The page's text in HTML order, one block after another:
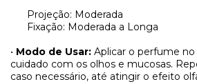
Projeção: Moderada
Fixação: Moderada a Longa
• Modo de Usar: Aplicar o perfume
cuidado com os olhos e mucosas.
caso necessário, até atingir o efeito